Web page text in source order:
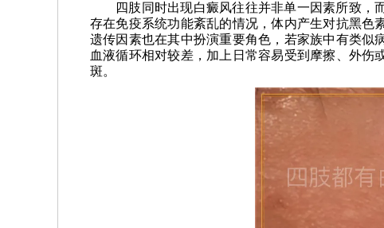
四肢同时出现白癜风往往并非单一因素所致，
存在免疫系统功能紊乱的情况，体内产生对抗黑色
遗传因素也在其中扮演重要角色，若家族中有类似
血液循环相对较差，加上日常容易受到摩擦、外伤
斑。